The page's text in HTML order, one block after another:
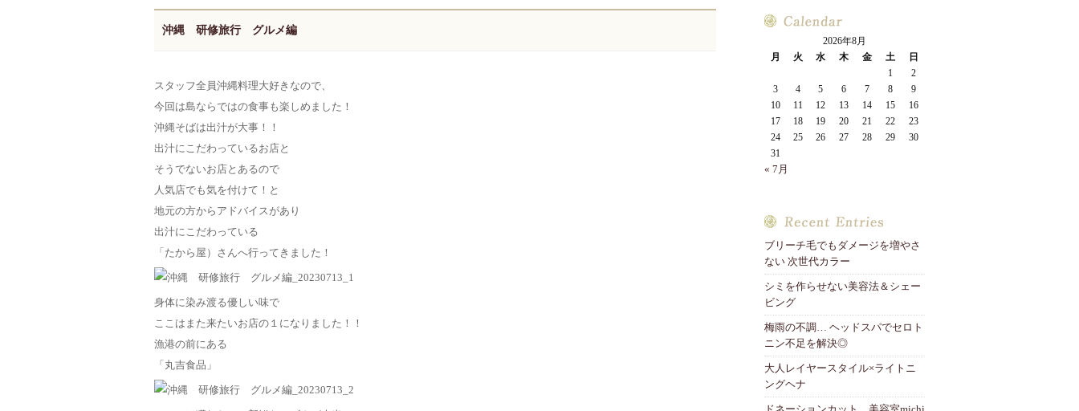
沖縄 研修旅行 グルメ編
スタッフ全員沖縄料理大好きなので、
今回は島ならではの食事も楽しめました！
沖縄そばは出汁が大事！！
出汁にこだわっているお店と
そうでないお店とあるので
人気店でも気を付けて！と
地元の方からアドバイスがあり
出汁にこだわっている
「たから屋）さんへ行ってきました！
身体に染み渡る優しい味で
ここはまた来たいお店の１になりました！！
漁港の前にある
「丸吉食品」
2026年8月
月
火 水 木 金 土
日
1
2
3
4 5 6 7 8
9
10
11 12 13 14 15
16
17
18 19 20 21 22
23
24
25 26 27 28 29
30
31
« 7月
ブリーチ毛でもダメージを増やさ
ない 次世代カラー
シミを作らせない美容法＆シェー
ビング
梅雨の不調… ヘッドスパでセロト
ニン不足を解決◎
大人レイヤースタイル×ライトニ
ングヘナ